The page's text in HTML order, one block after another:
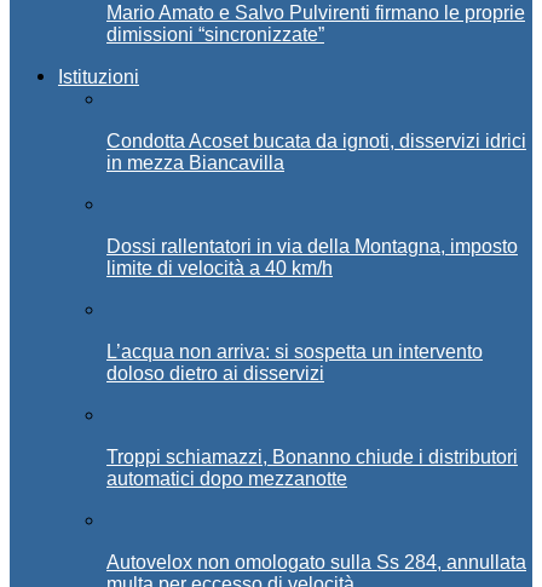
Mario Amato e Salvo Pulvirenti firmano le proprie
dimissioni “sincronizzate”
Istituzioni
Condotta Acoset bucata da ignoti, disservizi idrici
in mezza Biancavilla
Dossi rallentatori in via della Montagna, imposto
limite di velocità a 40 km/h
L’acqua non arriva: si sospetta un intervento
doloso dietro ai disservizi
Troppi schiamazzi, Bonanno chiude i distributori
automatici dopo mezzanotte
Autovelox non omologato sulla Ss 284, annullata